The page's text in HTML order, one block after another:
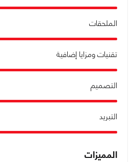
الملحقات
تقنيات ومزايا إضافية
التصميم
التبريد
المميزات